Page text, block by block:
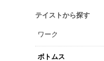
テイストから探す
ワーク
ボトムス